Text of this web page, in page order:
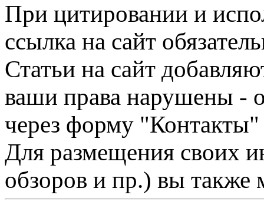
При цитировании и
ссылка на сайт
Статьи на сайт
ваши права нарушены -
через форму "Контакты"
Для размещения своих
обзоров и пр.) вы также